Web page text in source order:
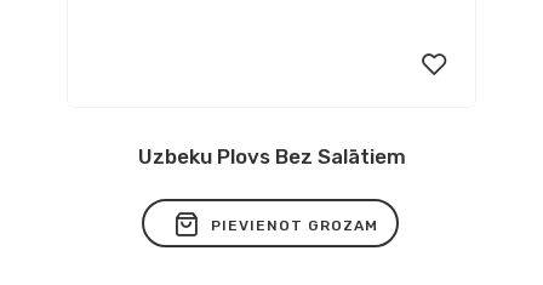
Uzbeku Plovs Bez Salātiem
PIEVIENOT GROZAM